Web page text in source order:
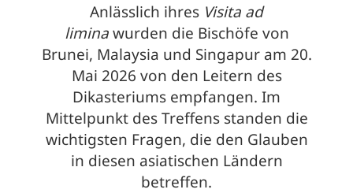
Anlässlich ihres Visita ad
liminawurden die Bischöfe von
Brunei, Malaysia und Singapur am 20.
Mai 2026 von den Leitern des
Dikasteriums empfangen. Im
Mittelpunkt des Treffens standen die
wichtigsten Fragen, die den Glauben
in diesen asiatischen Ländern
betreffen.